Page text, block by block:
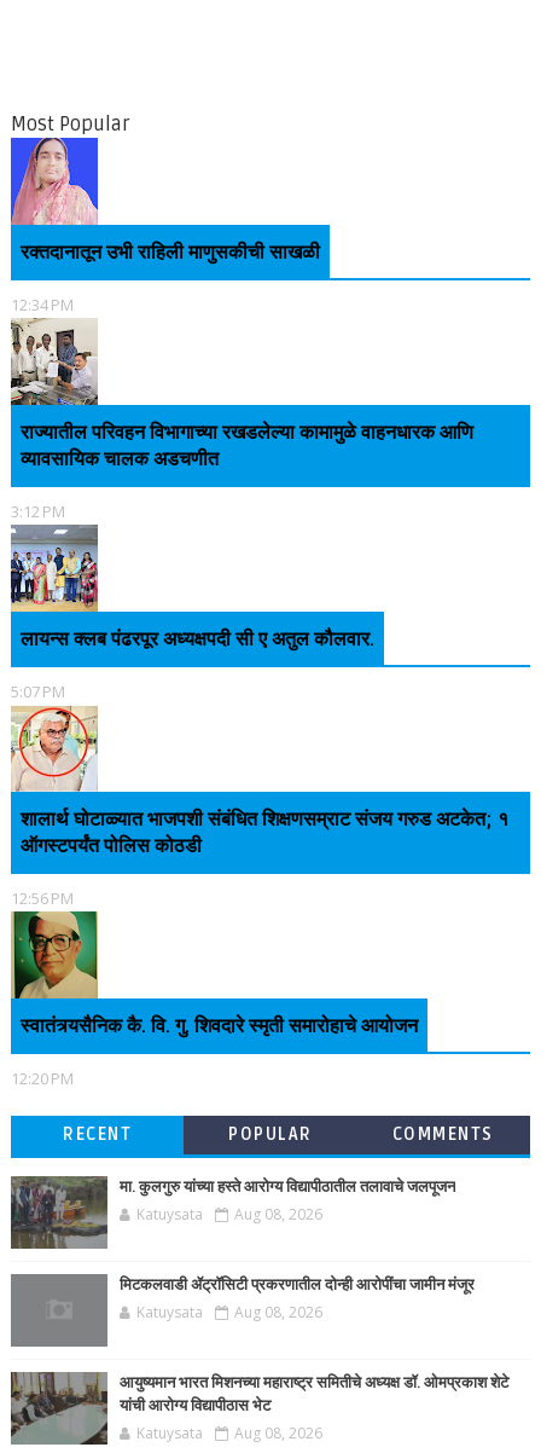
Most Popular
रक्तदानातून उभी राहिली माणुसकीची साखळी
12:34 PM
राज्यातील परिवहन विभागाच्या रखडलेल्या कामामुळे वाहनधारक आणि
व्यावसायिक चालक अडचणीत
3:12 PM
लायन्स क्लब पंढरपूर अध्यक्षपदी सी ए अतुल कौलवार.
5:07 PM
शालार्थ घोटाळ्यात भाजपशी संबंधित शिक्षणसम्राट संजय गरुड अटकेत; १
ऑगस्टपर्यंत पोलिस कोठडी
12:56 PM
स्वातंत्र्यसैनिक कै. वि. गु. शिवदारे स्मृती समारोहाचे आयोजन
12:20 PM
RECENT POPULAR COMMENTS
मा. कुलगुरु यांच्या हस्ते आरोग्य विद्यापीठातील तलावाचे जलपूजन
Katuysata Aug 08, 2026
मिटकलवाडी ॲट्रॉसिटी प्रकरणातील दोन्ही आरोपींचा जामीन मंजूर
Katuysata Aug 08, 2026
आयुष्यमान भारत मिशनच्या महाराष्ट्र समितीचे अध्यक्ष डॉ. ओमप्रकाश शेटे
यांची आरोग्य विद्यापीठास भेट
Katuysata Aug 08, 2026